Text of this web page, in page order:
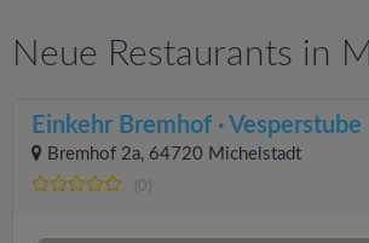
Neue Restaurants in
Einkehr Bremhof · Vesperstube
Bremhof 2a, 64720 Michelstadt
(0)